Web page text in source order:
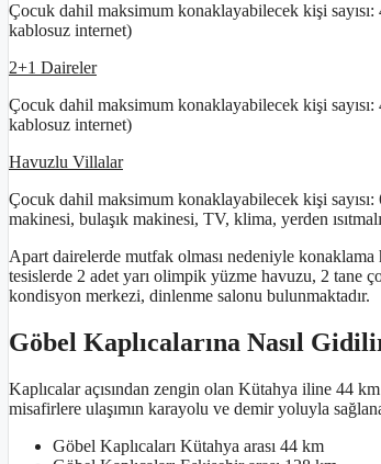
Çocuk dahil maksimum konaklayabilecek kişi
kablosuz internet)
2+1 Daireler
Çocuk dahil maksimum konaklayabilecek kişi
kablosuz internet)
Havuzlu Villalar
Çocuk dahil maksimum konaklayabilecek kişi
makinesi, bulaşık makinesi, TV, klima, yerden
Apart dairelerde mutfak olması nedeniyle
tesislerde 2 adet yarı olimpik yüzme havuzu, 2 tane
kondisyon merkezi, dinlenme salonu bulunmaktadır.
Göbel Kaplıcalarına Nasıl
Kaplıcalar açısından zengin olan Kütahya iline 44
misafirlere ulaşımın karayolu ve demir yoluyla
Göbel Kaplıcaları Kütahya arası 44 km